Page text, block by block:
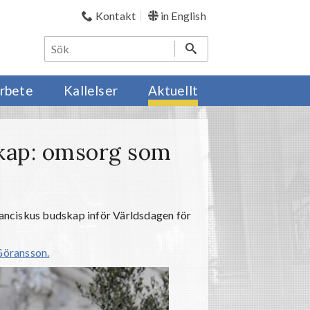
Kontakt in English
Kallelser Aktuellt
omsorg som
budskap inför Världsdagen för